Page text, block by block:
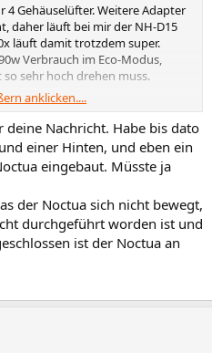
Gehäuselüfter. Weitere Adapter
daher läuft bei mir der NH-D15
läuft damit trotzdem super.
Verbrauch im Eco-Modus,
sehr hoch drehen muss.
Kühlertest:
kuehlung/cpu-kuehler-fuer-
anklicken....
deine Nachricht. Habe bis dato
einer Hinten, und eben ein
eingebaut. Müsste ja
der Noctua sich nicht bewegt,
durchgeführt worden ist und
ist der Noctua an